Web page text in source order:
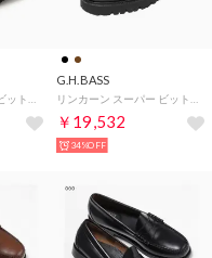
G.H.BASS
￥19,532
34%OFF